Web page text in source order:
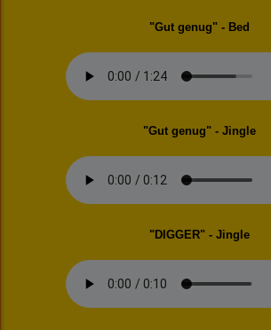
"Gut genug" - Bed
"Gut genug" - Jingle
"DIGGER" - Jingle